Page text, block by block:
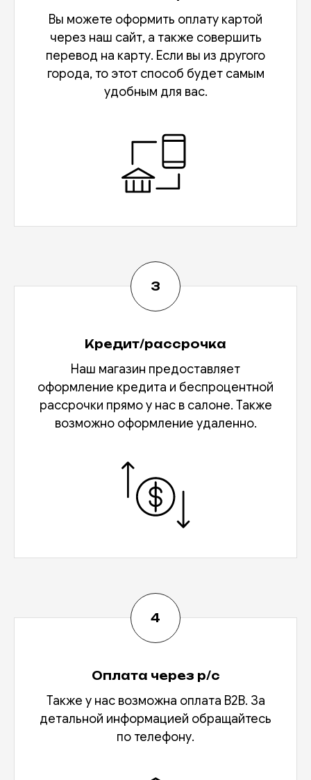
Вы можете оформить оплату картой
через наш сайт, а также совершить
перевод на карту. Если вы из другого
города, то этот способ будет самым
удобным для вас.
Кредит/рассрочка
Наш магазин предоставляет
оформление кредита и беспроцентной
рассрочки прямо у нас в салоне. Также
возможно оформление удаленно.
Оплата через р/с
Также у нас возможна оплата В2В. За
детальной информацией обращайтесь
по телефону.